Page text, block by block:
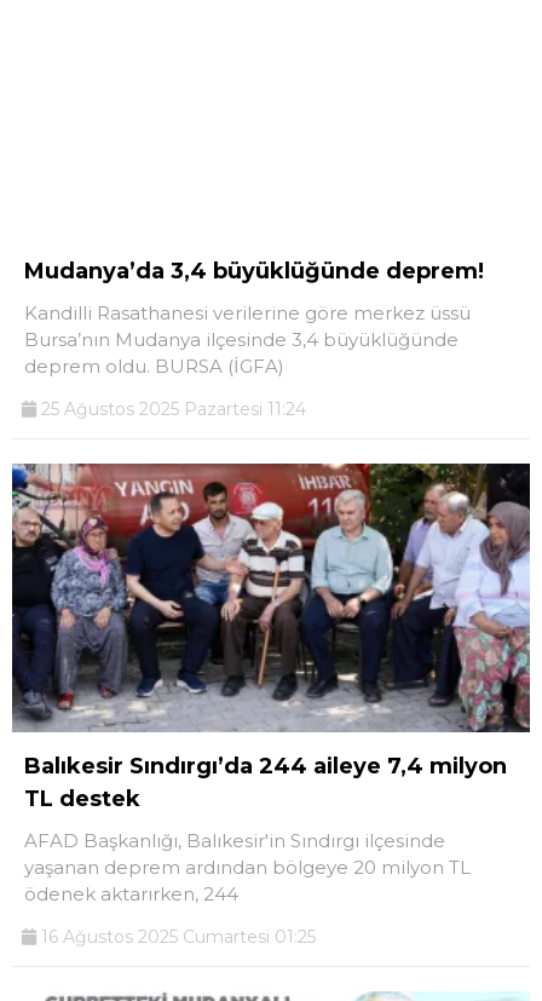
Mudanya’da 3,4 büyüklüğünde deprem!
Kandilli Rasathanesi verilerine göre merkez üssü
Bursa’nın Mudanya ilçesinde 3,4 büyüklüğünde
deprem oldu. BURSA (İGFA)
25 Ağustos 2025 Pazartesi 11:24
Balıkesir Sındırgı’da 244 aileye 7,4 milyon
TL destek
AFAD Başkanlığı, Balıkesir'in Sındırgı ilçesinde
yaşanan deprem ardından bölgeye 20 milyon TL
ödenek aktarırken, 244
16 Ağustos 2025 Cumartesi 01:25